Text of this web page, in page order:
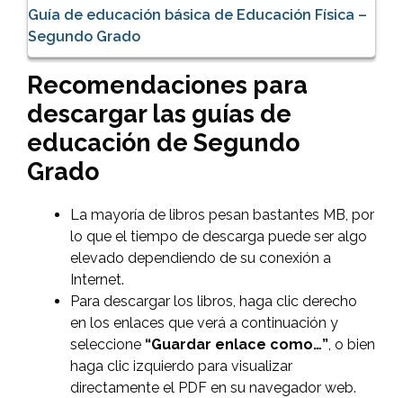
Guía de educación básica de Educación Física –
Segundo Grado
Recomendaciones para
descargar las guías de
educación de Segundo
Grado
La mayoría de libros pesan bastantes MB, por
lo que el tiempo de descarga puede ser algo
elevado dependiendo de su conexión a
Internet.
Para descargar los libros, haga clic derecho
en los enlaces que verá a continuación y
seleccione “Guardar enlace como…”, o bien
haga clic izquierdo para visualizar
directamente el PDF en su navegador web.